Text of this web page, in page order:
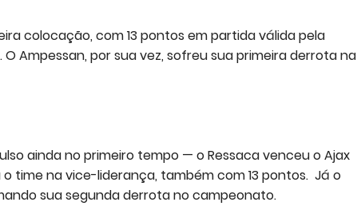
colocação, com 13 pontos em partida válida pela
Ampessan, por sua vez, sofreu sua primeira derrota na
ainda no primeiro tempo — o Ressaca venceu o Ajax
time na vice-liderança, também com 13 pontos. Já o
sua segunda derrota no campeonato.